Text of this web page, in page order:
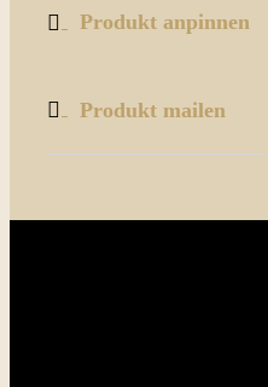
Produkt anpinnen
Produkt mailen